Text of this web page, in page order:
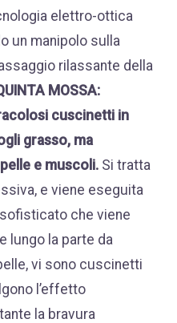
elettro-ottica
un manipolo sulla
rilassante della
MOSSA:
cuscinetti in
grasso, ma
e muscoli.
e viene eseguita
che viene
lungo la parte da
vi sono cuscinetti
l’effetto
la bravura